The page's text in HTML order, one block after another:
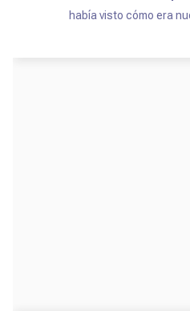
había visto cómo era